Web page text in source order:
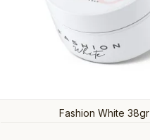
Fashion White 38gr